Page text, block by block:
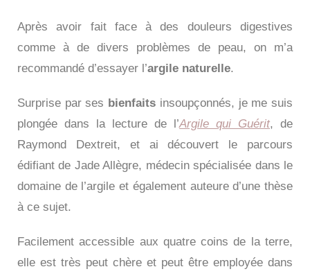
Après avoir fait face à des douleurs digestives
comme à de divers problèmes de peau, on m’a
recommandé d’essayer l’argile naturelle.
Surprise par ses bienfaits insoupçonnés, je me suis
plongée dans la lecture de l’Argile qui Guérit, de
Raymond Dextreit, et ai découvert le parcours
édifiant de Jade Allègre, médecin spécialisée dans le
domaine de l’argile et également auteure d’une thèse
à ce sujet.
Facilement accessible aux quatre coins de la terre,
elle est très peut chère et peut être employée dans